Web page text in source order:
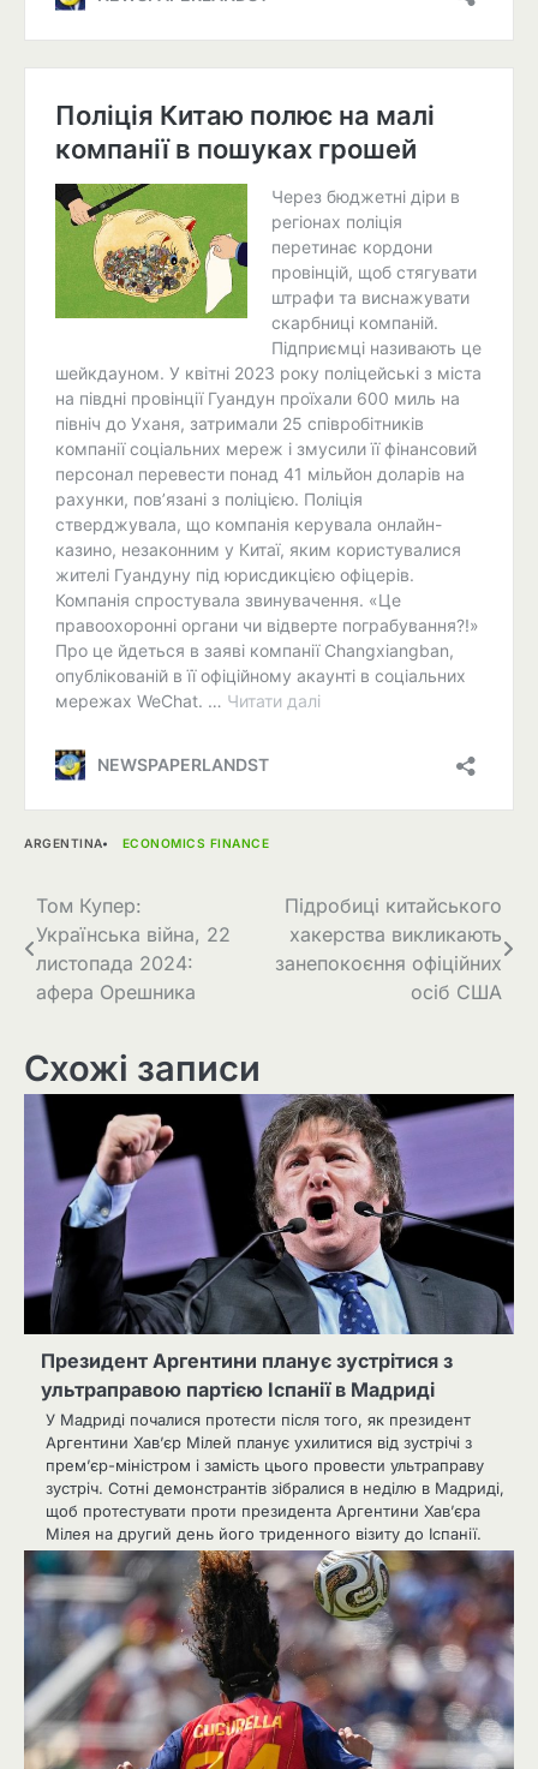
ARGENTINA ECONOMICS FINANCE
Навігація
записів
Том Купер:
Українська війна, 22
листопада 2024:
афера Орешника
Підробиці китайського
хакерства викликають
занепокоєння офіційних
осіб США
Схожі записи
Президент Аргентини планує зустрітися з
ультраправою партією Іспанії в Мадриді
У Мадриді почалися протести після того, як президент
Аргентини Хав’єр Мілей планує ухилитися від зустрічі з
прем’єр-міністром і замість цього провести ультраправу
зустріч. Сотні демонстрантів зібралися в неділю в Мадриді,
щоб протестувати проти президента Аргентини Хав’єра
Мілея на другий день його триденного візиту до Іспанії.